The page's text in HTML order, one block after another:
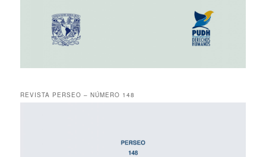
REVISTA PERSEO – NÚMERO 148